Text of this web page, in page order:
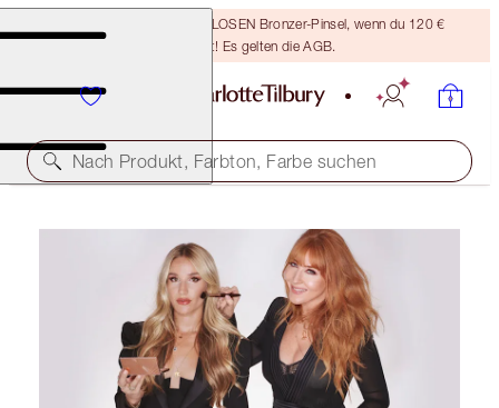
Sichere dir einen KOSTENLOSEN Bronzer-Pinsel, wenn du 120 €
ausgibst! Es gelten die AGB.
Nach Produkt, Farbton, Farbe suchen